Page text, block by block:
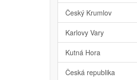
Český Krumlov
Karlovy Vary
Kutná Hora
Česká republika